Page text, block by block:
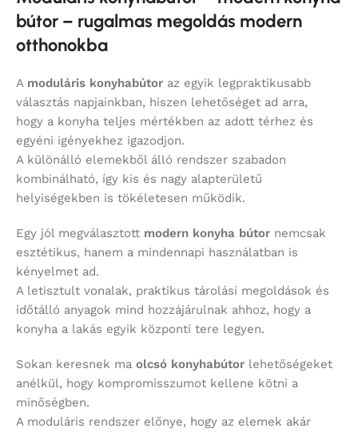
bútor – rugalmas megoldás modern
otthonokba
A moduláris konyhabútor az egyik legpraktikusabb
választás napjainkban, hiszen lehetőséget ad arra,
hogy a konyha teljes mértékben az adott térhez és
egyéni igényekhez igazodjon.
A különálló elemekből álló rendszer szabadon
kombinálható, így kis és nagy alapterületű
helyiségekben is tökéletesen működik.
Egy jól megválasztott modern konyha bútor nemcsak
esztétikus, hanem a mindennapi használatban is
kényelmet ad.
A letisztult vonalak, praktikus tárolási megoldások és
időtálló anyagok mind hozzájárulnak ahhoz, hogy a
konyha a lakás egyik központi tere legyen.
Sokan keresnek ma olcsó konyhabútor lehetőségeket
anélkül, hogy kompromisszumot kellene kötni a
minőségben.
A moduláris rendszer előnye, hogy az elemek akár